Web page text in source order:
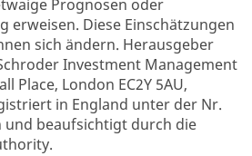
Prognosen oder
erweisen. Diese Einschätzungen
sich ändern. Herausgeber
Investment Management
Place, London EC2Y 5AU,
in England unter der Nr.
und beaufsichtigt durch die